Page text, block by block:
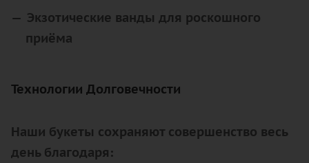
Экзотические ванды для роскошного
приёма
Технологии Долговечности
Наши букеты сохраняют совершенство весь
день благодаря: